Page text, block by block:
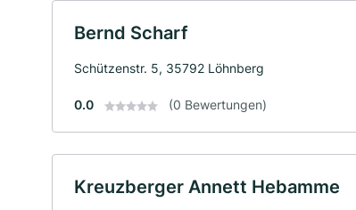
Bernd Scharf
Schützenstr. 5, 35792 Löhnberg
0.0 (0 Bewertungen)
Kreuzberger Annett Hebamme